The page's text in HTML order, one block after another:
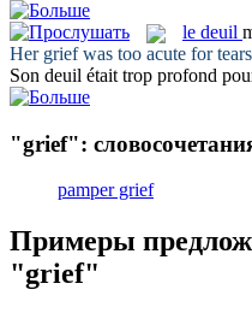
le deuil
Her griefwas too acute for
Son deuil était trop profond
"grief":
pamper grief
Примеры
"grief"